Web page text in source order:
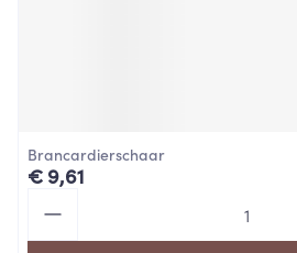
Brancardierschaar
€ 9,61